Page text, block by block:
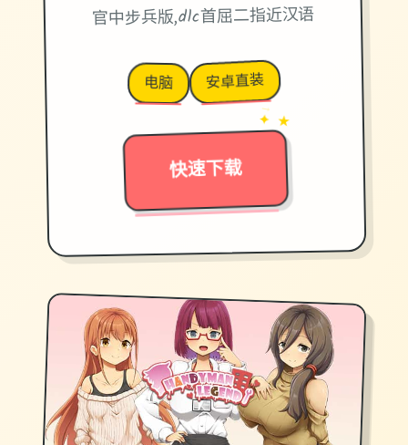
官中步兵版,dlc首屈二指近汉语
电脑 安卓直装
快速下载
→
✦ ★